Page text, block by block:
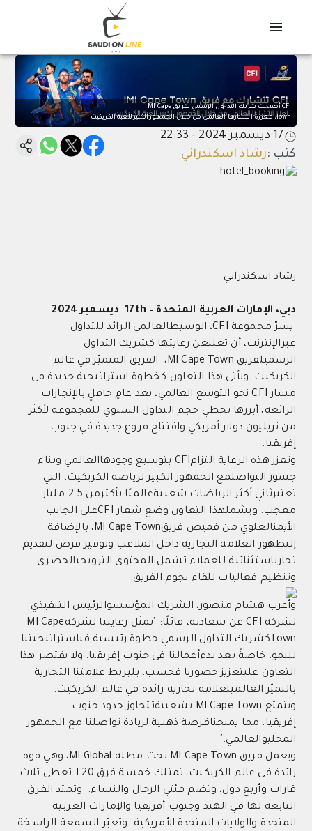
CFI أصبحت شريك التداول الرسمي لفريق MI Cape
Town، معززةً انتشارها العالمي من خلال الجمهور الكبير للعبة الكريكيت
17 ديسمبر 2024 - 22:33
كتب :رشاد اسكندراني
رشاد اسكندراني
دبي، الإمارات العربية المتحدة – 17th ديسمبر 2024
–
يسرّ مجموعة CFI، الوسيطالعالمي الرائد للتداول
عبرالإنترنت، أن تعلنعن رعايتها كشريك التداول
الرسميلفريق MI Cape Town، الفريق المتميّز في عالم
الكريكيت. ويأتي هذا التعاون كخطوة استراتيجية جديدة في
مسار CFI نحو التوسع العالمي، بعد عامٍ حافلٍ بالإنجازات
الرائعة، أبرزها تخطي حجم التداول السنوي للمجموعة لأكثر
من تريليون دولار أمريكي وافتتاح فروع جديدة في جنوب
إفريقيا.
وتعزز هذه الرعاية التزامCFI بتوسيع وجودهاالعالمي وبناء
جسور التواصلمع الجمهور الكبير لرياضة الكريكيت، التي
تعتبرثاني أكثر الرياضات شعبيةعالميًا بأكثرمن 2.5 مليار
معجب. ويشملهذا التعاون وضع شعار CFIعلى الجانب
الأيمنالعلوي من قميص فريقMI Cape Town، بالإضافة
إلىظهور العلامة التجارية داخل الملاعب وتوفير فرص لتقديم
تجارباستثنائية للعملاء تشمل المحتوى الترويجيالحصري
وتنظيم فعاليات للقاء نجوم الفريق.
وأعرب هشام منصور، الشريك المؤسسوالرئيس التنفيذي
لشركة CFI عن سعادته، قائلًا: "تمثل رعايتنا لشركةMI Cape
Townكشريك التداول الرسمي خطوة رئيسية فياستراتيجيتنا
للنمو، خاصةً بعد بدءأعمالنا في جنوب إفريقيا. ولا يقتصر هذا
التعاون علىتعزيز حضورنا فحسب، بليربط علامتنا التجارية
بالتميّز العالميلعلامة تجارية رائدة في عالم الكريكيت.
ويتمتع MI Cape Town بشعبيةتتجاوز حدود جنوب
إفريقيا، مما يمنحنافرصة ذهبية لزيادة تواصلنا مع الجمهور
المحليوالعالمي."
ويعمل فريق MI Cape Town تحت مظلة MI Global، وهي قوة
رائدة في عالم الكريكيت، تمتلك خمسة فرق T20 تغطي ثلاث
قارات وأربع دول، وتضم فئتي الرجال والنساء. وتمتد الفرق
التابعة لها في الهند وجنوب أفريقيا والإمارات العربية
المتحدة والولايات المتحدة الأمريكية. وتعبّر السمعة الراسخة